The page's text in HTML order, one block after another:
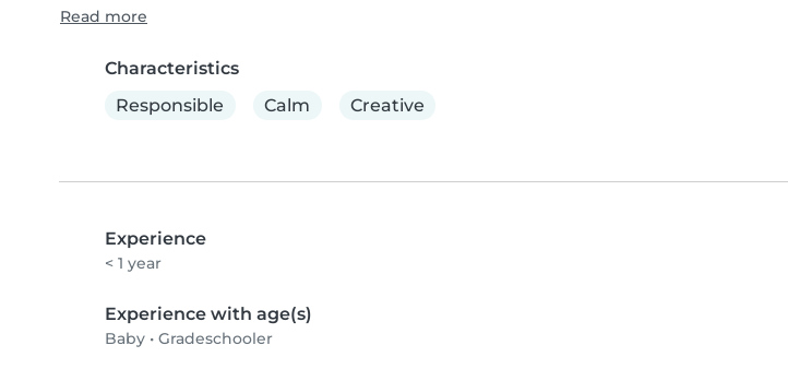
Read more
Characteristics
Responsible
Calm Creative
Experience
< 1 year
Experience with age(s)
Baby • Gradeschooler